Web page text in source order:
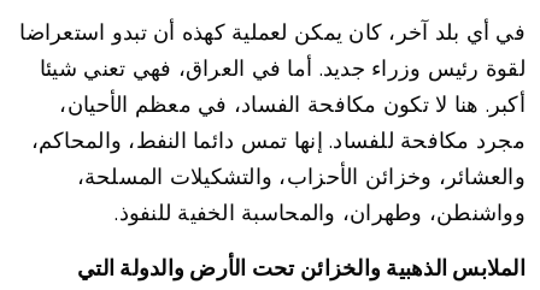
في أي بلد آخر، كان يمكن لعملية كهذه أن تبدو استعراضا
لقوة رئيس وزراء جديد. أما في العراق، فهي تعني شيئا
أكبر. هنا لا تكون مكافحة الفساد، في معظم الأحيان،
مجرد مكافحة للفساد. إنها تمس دائما النفط، والمحاكم،
والعشائر، وخزائن الأحزاب، والتشكيلات المسلحة،
وواشنطن، وطهران، والمحاسبة الخفية للنفوذ.
الملابس الذهبية والخزائن تحت الأرض والدولة التي